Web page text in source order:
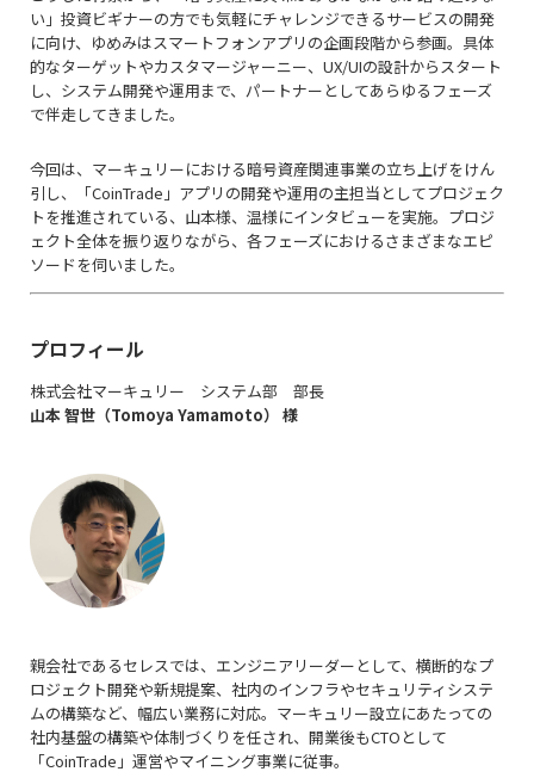
い」投資ビギナーの方でも気軽にチャレンジできるサービスの開発
に向け、ゆめみはスマートフォンアプリの企画段階から参画。具体
的なターゲットやカスタマージャーニー、UX/UIの設計からスタート
し、システム開発や運用まで、パートナーとしてあらゆるフェーズ
で伴走してきました。
今回は、マーキュリーにおける暗号資産関連事業の立ち上げをけん
引し、「CoinTrade」アプリの開発や運用の主担当としてプロジェク
トを推進されている、山本様、温様にインタビューを実施。プロジ
ェクト全体を振り返りながら、各フェーズにおけるさまざまなエピ
ソードを伺いました。
プロフィール
株式会社マーキュリー システム部 部長
山本 智世（Tomoya Yamamoto） 様
親会社であるセレスでは、エンジニアリーダーとして、横断的なプ
ロジェクト開発や新規提案、社内のインフラやセキュリティシステ
ムの構築など、幅広い業務に対応。マーキュリー設立にあたっての
社内基盤の構築や体制づくりを任され、開業後もCTOとして
「CoinTrade」運営やマイニング事業に従事。